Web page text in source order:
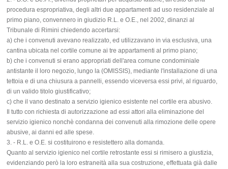
procedura espropriativa, degli altri due appartamenti ad uso residenziale al
primo piano, convennero in giudizio R.L. e O.E., nel 2002, dinanzi al
Tribunale di Rimini chiedendo accertarsi:
a) che i convenuti avevano realizzato, ed utilizzavano in via esclusiva, una
cantina ubicata nel cortile comune ai tre appartamenti al primo piano;
b) che i convenuti si erano appropriati dell'area comune condominiale
antistante il loro negozio, lungo la (OMISSIS), mediante l'installazione di una
tettoia e di una chiusura a pannelli, essendo viceversa essi privi, al riguardo,
di un valido titolo giustificativo;
c) che il vano destinato a servizio igienico esistente nel cortile era abusivo.
Il tutto con richiesta di autorizzazione ad essi attori alla eliminazione del
servizio igienico nonchè condanna dei convenuti alla rimozione delle opere
abusive, ai danni ed alle spese.
3. - R.L. e O.E. si costituirono e resistettero alla domanda.
Quanto al servizio igienico nel cortile retrostante essi si rimisero a giustizia,
evidenziando però la loro estraneità alla sua costruzione, effettuata già dalle